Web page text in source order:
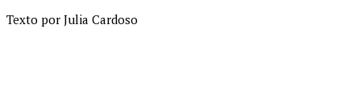
Texto por Julia Cardoso